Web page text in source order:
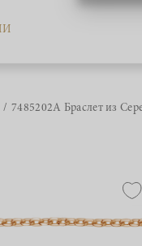
7485202А Браслет из